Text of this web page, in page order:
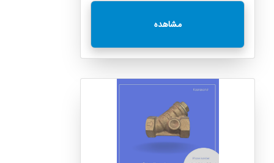
مشاهده